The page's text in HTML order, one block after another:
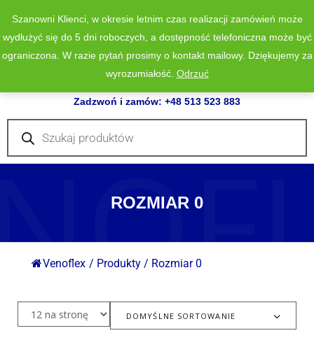
Zadzwoń i zamów: +48 513 523 883
Wyszukiwarka
produktów
ROZMIAR 0
Venoflex / Produkty / Rozmiar 0
DOMYŚLNE SORTOWANIE
Szanowni Klienci, w okresie letnim czas realizacji zamówień może
wydłużyć się do 5 dni roboczych, a dostępność telefoniczna może być
ograniczona. W razie pytań prosimy o kontakt mailowy. Dziękujemy za
wyrozumiałość. Odrzuć